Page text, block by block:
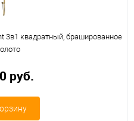
3в1 квадратный, брашированное
руб.